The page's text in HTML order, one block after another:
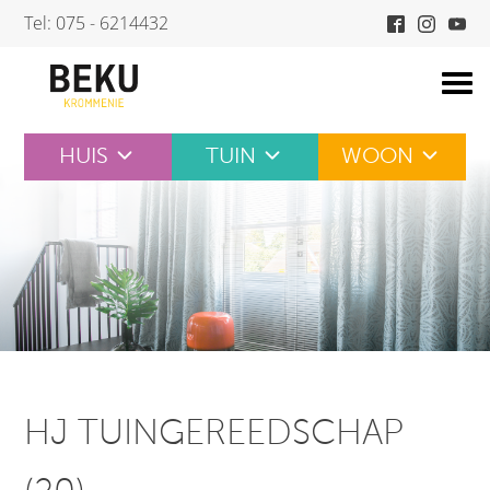
Skip
content
Tel: 075 - 6214432
HUIS TUIN WOON
HJ TUINGEREEDSCHAP